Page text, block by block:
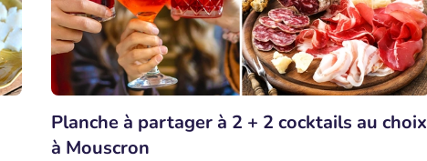
Planche à partager à 2 + 2 cocktails au choix
à Mouscron